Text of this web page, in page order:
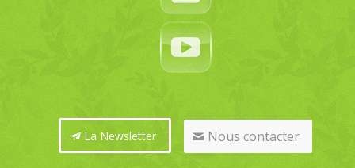
La Newsletter Nous contacter